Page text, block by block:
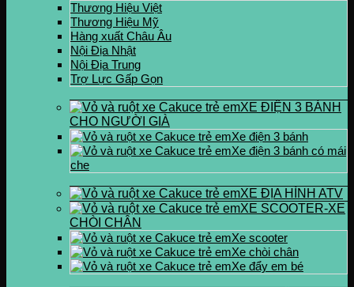
Thương Hiệu Việt
Thương Hiệu Mỹ
Hàng xuất Châu Âu
Nội Địa Nhật
Nội Địa Trung
Trợ Lực Gấp Gọn
XE ĐIỆN 3 BÁNH
CHO NGƯỜI GIÀ
Xe điện 3 bánh
Xe điện 3 bánh có mái
che
XE ĐỊA HÌNH ATV
XE SCOOTER-XE
CHÒI CHÂN
Xe scooter
Xe chòi chân
Xe đẩy em bé